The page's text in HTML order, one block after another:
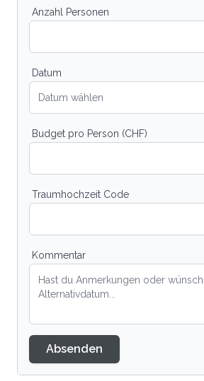
Anzahl Personen
Datum
Datum wählen
Budget pro Person (CHF)
Traumhochzeit Code
Kommentar
Absenden